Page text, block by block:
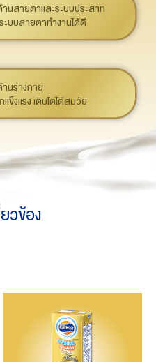
สายตาและระบบประสาท
ะบบสายตาทำงานได้ดี
นร่างกาย
ข็งแรง เติบโตได้สมวัย
วข้อง